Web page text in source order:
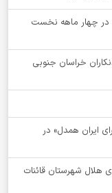
در چهار ماهه نخست
خراسان جنوبی
ایران همدل» در
هلال شهرستان قائنات